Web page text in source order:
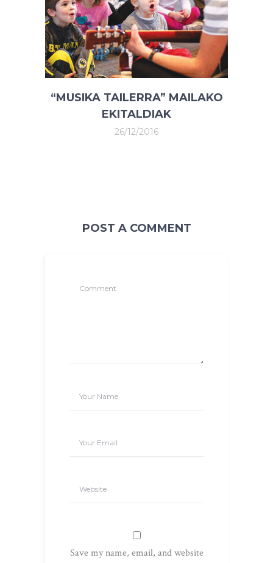
“MUSIKA TAILERRA” MAILAKO
EKITALDIAK
26/12/2016
POST A COMMENT
Save my name, email, and website